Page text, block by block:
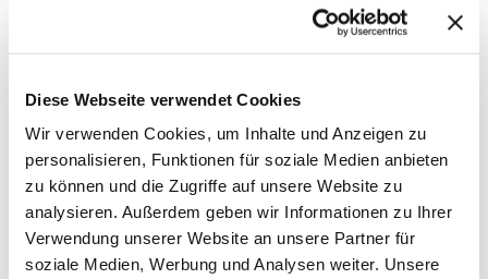
Diese Webseite verwendet Cookies
Wir verwenden Cookies, um Inhalte und Anzeigen zu
personalisieren, Funktionen für soziale Medien anbieten
zu können und die Zugriffe auf unsere Website zu
analysieren. Außerdem geben wir Informationen zu Ihrer
Verwendung unserer Website an unsere Partner für
soziale Medien, Werbung und Analysen weiter. Unsere
Name*
E-Mail-Adresse*